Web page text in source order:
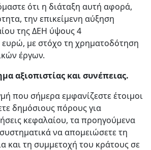
ότι η διάταξη αυτή αφορά,
την επικείμενη αύξηση
της ΔΕΗ ύψους 4
με στόχο τη χρηματοδότηση
έργων.
αξιοπιστίας και συνέπειας.
που σήμερα εμφανίζεστε έτοιμοι
δημόσιους πόρους για
κεφαλαίου, τα προηγούμενα
να απομειώσετε τη
και τη συμμετοχή του κράτους σε